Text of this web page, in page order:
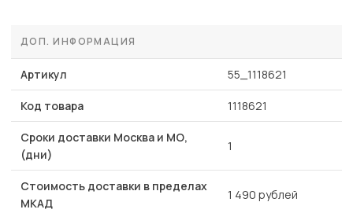
ДОП. ИНФОРМАЦИЯ
Артикул 55_1118621
Код товара 1118621
Сроки доставки Москва и МО,
(дни)
1
Стоимость доставки в пределах
МКАД
1 490 рублей